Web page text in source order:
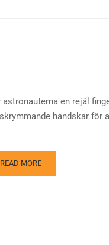
astronauterna en rejäl
handskar för
READ MORE